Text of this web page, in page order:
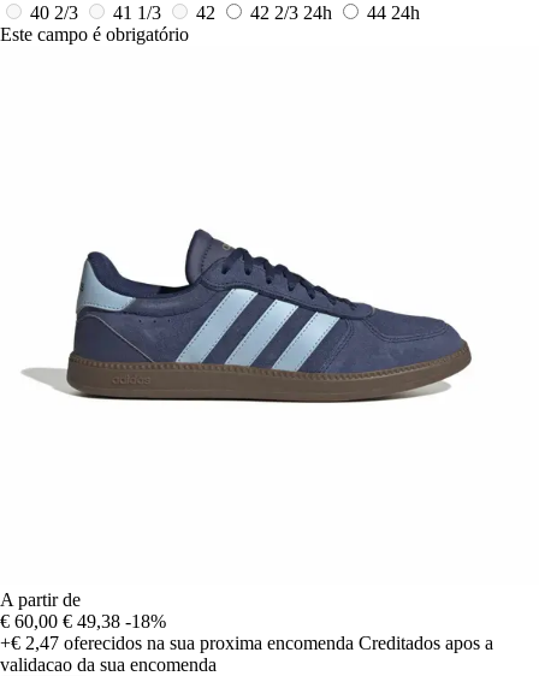
40 2/3
41 1/3 42 42 2/3 24h 44 24h
Este campo é obrigatório
A partir de
€ 60,00 € 49,38 -18%
+€ 2,47 oferecidos na sua proxima encomenda Creditados apos a
validacao da sua encomenda